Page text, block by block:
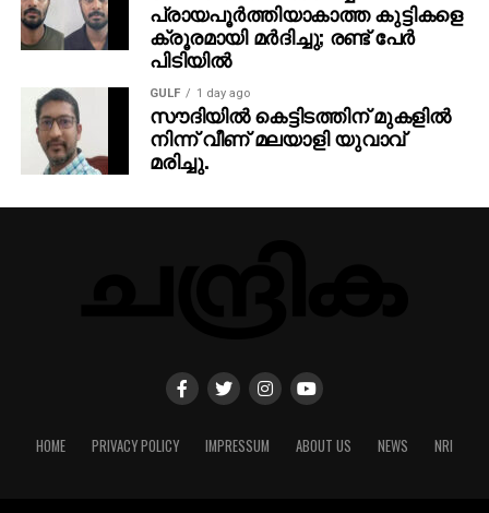
പ്രായപൂര്‍ത്തിയാകാത്ത കുട്ടികളെ
ക്രൂരമായി മര്‍ദിച്ചു; രണ്ട് പേര്‍
പിടിയില്‍
GULF 1 day ago
സൗദിയില്‍ കെട്ടിടത്തിന് മുകളില്‍
നിന്ന് വീണ് മലയാളി യുവാവ്
മരിച്ചു.
HOME PRIVACY POLICY IMPRESSUM ABOUT US NEWS NRI